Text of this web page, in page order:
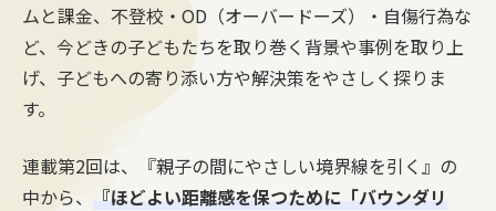
ムと課金、不登校・OD（オーバードーズ）・自傷行為な
ど、今どきの子どもたちを取り巻く背景や事例を取り上
げ、子どもへの寄り添い方や解決策をやさしく探りま
す。
連載第2回は、『親子の間にやさしい境界線を引く』の
中から、 『ほどよい距離感を保つために「バウンダリ